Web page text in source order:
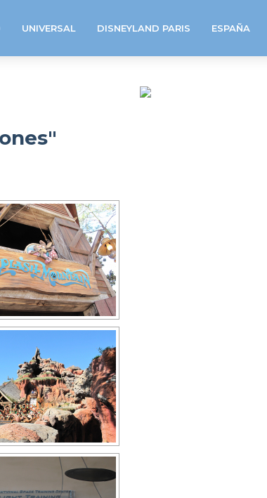
UNIVERSAL DISNEYLAND PARIS ESPAÑA